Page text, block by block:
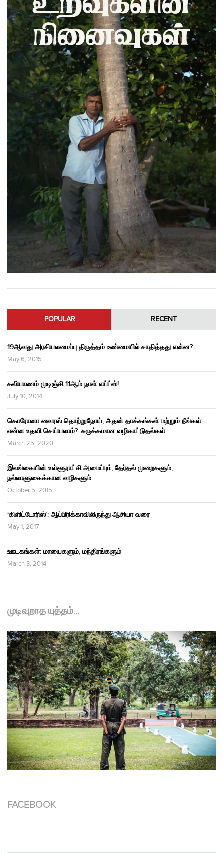
POPULAR RECENT
19ஆவது அரசியலமைப்பு திருத்தம் உண்மையில் சாதித்தது என்ன?
May 6, 2015
கலியாணம் முடிஞ்சி 11ஆம் நாள் எய்ட்ஸ்!
July 10, 2014
கொரோனா வைரஸ் தொற்றுநோய், அதன் தாக்கங்கள் மற்றும் நீங்கள்
என்ன உதவி செய்யலாம்?: சுருக்கமான வழிகாட்டுதல்கள்
March 25, 2020
இலங்கையின் உள்ளூராட்சி அமைப்பும், தேர்தல் முறைகளும்,
நல்லாளுகைக்கான வழிகளும்
October 5, 2015
‘கிளிட்டோரிஸ்’: ஆப்பிரிக்காவிலிருந்து ஆசியா வரை
May 1, 2017
ஊடகங்கள்: மாயைகளும், மந்திரங்களும்
March 3, 2014
முடிவுறாத யுத்தம்…
FACEBOOK